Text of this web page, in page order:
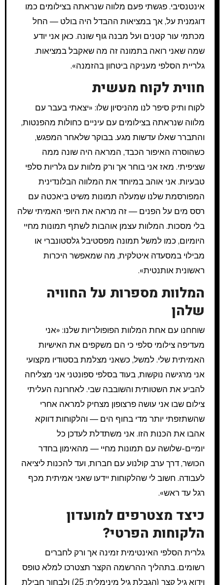
אינטנסיבי. פגשתי פעם מלווה שנראתה בצילומים כמו
דוגמנית על, אך במציאות ההבדל היה בולט — החל
מכתמי עור קטנים ועל מבנה גוף שונה. כאן אני יודע
שמה שאני רואה בתמונה זה מה שאקבל במציאות.
גלריית הסלפי מעניקה ביטחון בהזמנה».
חווית לקוח מעשית
לקוח ותיק סיפר לנו מהניסיון שלו: «יצאתי בעבר עם
מלווה שנראתה בצילומים עם עיניים כחולות מהפנטות,
והתברר שאלו עדשות מגע. בבוקר שלאחר המפגש,
כשהוסרה האיפור הכבד, המראה היה שונה ממה
שציפיתי. מאז אני בוחר אך ורק מלוות עם גלריות סלפי
טבעיות. אני אוהב במיוחד את המלווה הבלונדינית
המפורסמת שלנו שמעלה תמונות משיט ביאכטה עם
רסס מים על הפנים — זה מראה את היופי האמיתי שלה
בלי מסכות. המלוות עצמן אוהבות לשתף תמונות מחיי
היומיום, כמו למשל תמונה מפסטיבל גלסטונברי או
מבילוי במסעדה איטלקית, מה שמאפשר היכרות
ראשונית אותנטית».
המלוות מספרות על החוויה
שלהן
שוחחנו עם אחת המלוות הפופולריות שלנו: «אני
מעדיפה צילומי סלפי כי הם משקפים את האישיות
האמיתית שלי. למשל, כשאני מצלמת בסטודיו מקצועי
אני מרגישה נוקשות, בעוד בסלפי ספונטני אני מצליחה
להביע את השטותית והשובבה שבי. לאחרונה העליתי
צילום שבו אני עושה פרצופון מצחיק למראה אחרי
שהשתזפתי יותר מדי בחוף הים — והלקוחות דווקא
אהבו את הכנות הזו. אני משתדלת לעדכן כל
יומיים-שלושה עם תמונות מחיי — מהאימון בחדר
הכושר, דרך ערב קולנוע עם חברות, ועד להכנות ליציאה
לעבודה. חשוב לי שהלקוחות יידעו שאני אמיתית מכף
רגל עד ראש».
כיצד מצטרפים למועדון
הלקוחות הפרטי?
גלרית הסלפי האינטימית זמינה אך ורק לחברים
רשומים. בתהליך ההרשמה הקצר תצטרכו למלא טופס
וידוא גיל קצר (הגבלת גיל מינימלית: 25) ולבחור חבילת